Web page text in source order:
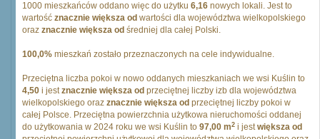
1000 mieszkańców oddano więc do użytku 6,16 nowych lokali. Jest to
wartość znacznie większa od wartości dla województwa wielkopolskiego
oraz znacznie większa od średniej dla całej Polski.
100,0% mieszkań zostało przeznaczonych na cele indywidualne.
Przeciętna liczba pokoi w nowo oddanych mieszkaniach we wsi Kuślin to
4,50 i jestznacznie większa od przeciętnej liczby izb dla województwa
wielkopolskiego oraz znacznie większa od przeciętnej liczby pokoi w
całej Polsce. Przeciętna powierzchnia użytkowa nieruchomości oddanej
do użytkowania w 2024 roku we wsi Kuślin to 97,00 m2 i jestwiększa od